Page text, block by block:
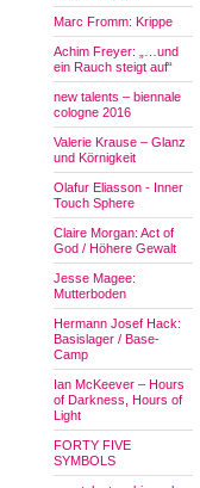
Marc Fromm: Krippe
Achim Freyer: „…und
ein Rauch steigt auf“
new talents – biennale
cologne 2016
Valerie Krause – Glanz
und Körnigkeit
Olafur Eliasson - Inner
Touch Sphere
Claire Morgan: Act of
God / Höhere Gewalt
Jesse Magee:
Mutterboden
Hermann Josef Hack:
Basislager / Base-
Camp
Ian McKeever – Hours
of Darkness, Hours of
Light
FORTY FIVE
SYMBOLS